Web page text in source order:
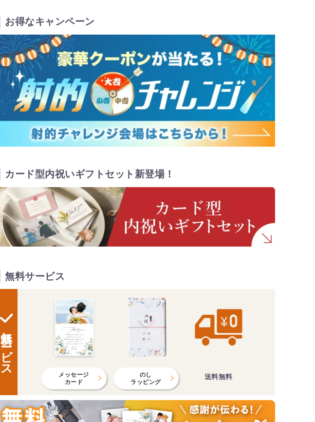
お得なキャンペーン
カード型内祝いギフトセット新登場！
無料サービス
無料サービス
メッセージ
カード
のし
ラッピング
送料無料